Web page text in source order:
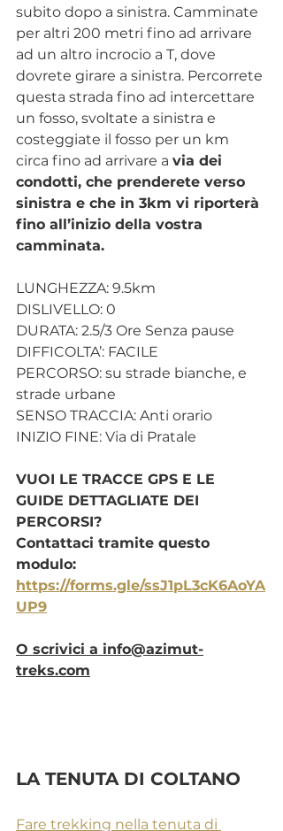
subito dopo a sinistra. Camminate
per altri 200 metri fino ad arrivare
ad un altro incrocio a T, dove
dovrete girare a sinistra. Percorrete
questa strada fino ad intercettare
un fosso, svoltate a sinistra e
costeggiate il fosso per un km
circa fino ad arrivare a via dei
condotti, che prenderete verso
sinistra e che in 3km vi riporterà
fino all’inizio della vostra
camminata.
LUNGHEZZA: 9.5km
DISLIVELLO: 0
DURATA: 2.5/3 Ore Senza pause
DIFFICOLTA’: FACILE
PERCORSO: su strade bianche, e
strade urbane
SENSO TRACCIA: Anti orario
INIZIO FINE: Via di Pratale
VUOI LE TRACCE GPS E LE
GUIDE DETTAGLIATE DEI
PERCORSI?
Contattaci tramite questo
modulo:
https://forms.gle/ssJ1pL3cK6AoYA
UP9
O scrivici a info@azimut-
treks.com
LA TENUTA DI COLTANO
Fare trekking nella tenuta di